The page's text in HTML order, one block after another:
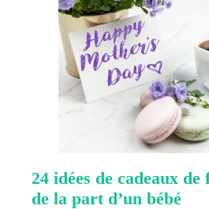
24 idées de cadeaux de
de la part d’un bébé